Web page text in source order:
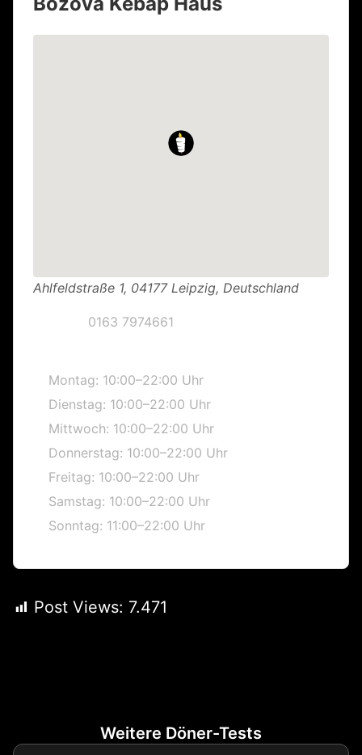
Ahlfeldstraße 1, 04177 Leipzig, Deutschland
0163 7974661
Montag: 10:00–22:00 Uhr
Dienstag: 10:00–22:00 Uhr
Mittwoch: 10:00–22:00 Uhr
Donnerstag: 10:00–22:00 Uhr
Freitag: 10:00–22:00 Uhr
Samstag: 10:00–22:00 Uhr
Sonntag: 11:00–22:00 Uhr
Post Views: 7.471
Weitere Döner-Tests